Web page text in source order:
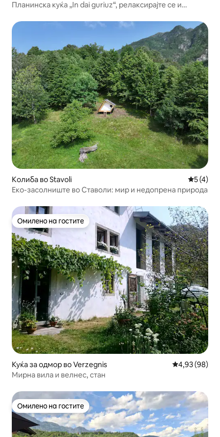
Планинска куќа „In dai guriuz“, релаксирајте се и
Колиба во Stavoli
5 (4)
Еко-засолниште во Ставоли: мир и недопрена природа
Омилено на гостите
Омилено на гостите
Куќа за одмор во Verzegnis Просечна
4,93 (98)
Мирна вила и велнес, стан
Омилено на гостите
Омилено на гостите